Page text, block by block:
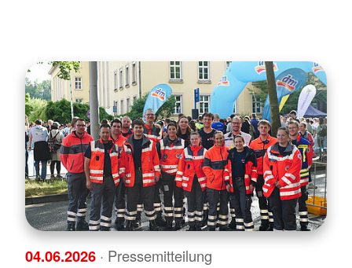
04.06.2026 · Pressemitteilung